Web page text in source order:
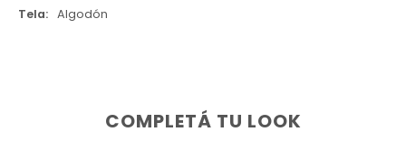
Tela Algodón
COMPLETÁ TU LOOK